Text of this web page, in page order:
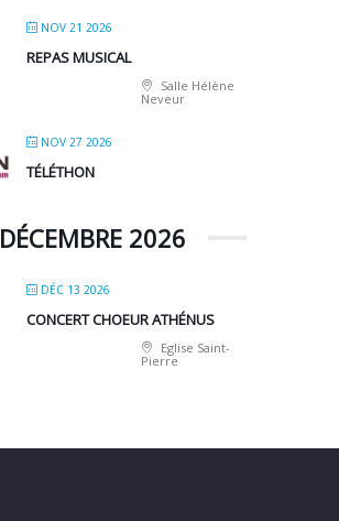
NOV 21 2026
REPAS MUSICAL
Salle Hélène
Neveur
NOV 27 2026
TÉLÉTHON
DÉCEMBRE 2026
DÉC 13 2026
CONCERT CHOEUR ATHÉNUS
Eglise Saint-
Pierre